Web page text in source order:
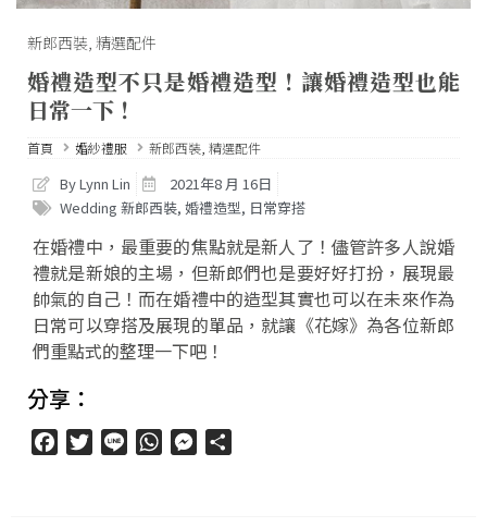
新郎西裝, 精選配件
婚禮造型不只是婚禮造型！讓婚禮造型也能
日常一下！
首頁 婚紗禮服 新郎西裝 精選配件
By Lynn Lin
2021年8 月 16日
Wedding 新郎西裝, 婚禮造型, 日常穿搭
在婚禮中，最重要的焦點就是新人了！儘管許多人說婚
禮就是新娘的主場，但新郎們也是要好好打扮，展現最
帥氣的自己！而在婚禮中的造型其實也可以在未來作為
日常可以穿搭及展現的單品，就讓《花嫁》為各位新郎
們重點式的整理一下吧！
分享：
FacebookTwitter
Line WhatsAppMessenger